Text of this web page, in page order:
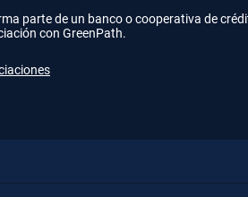
parte de un banco o cooperativa de
con GreenPath.